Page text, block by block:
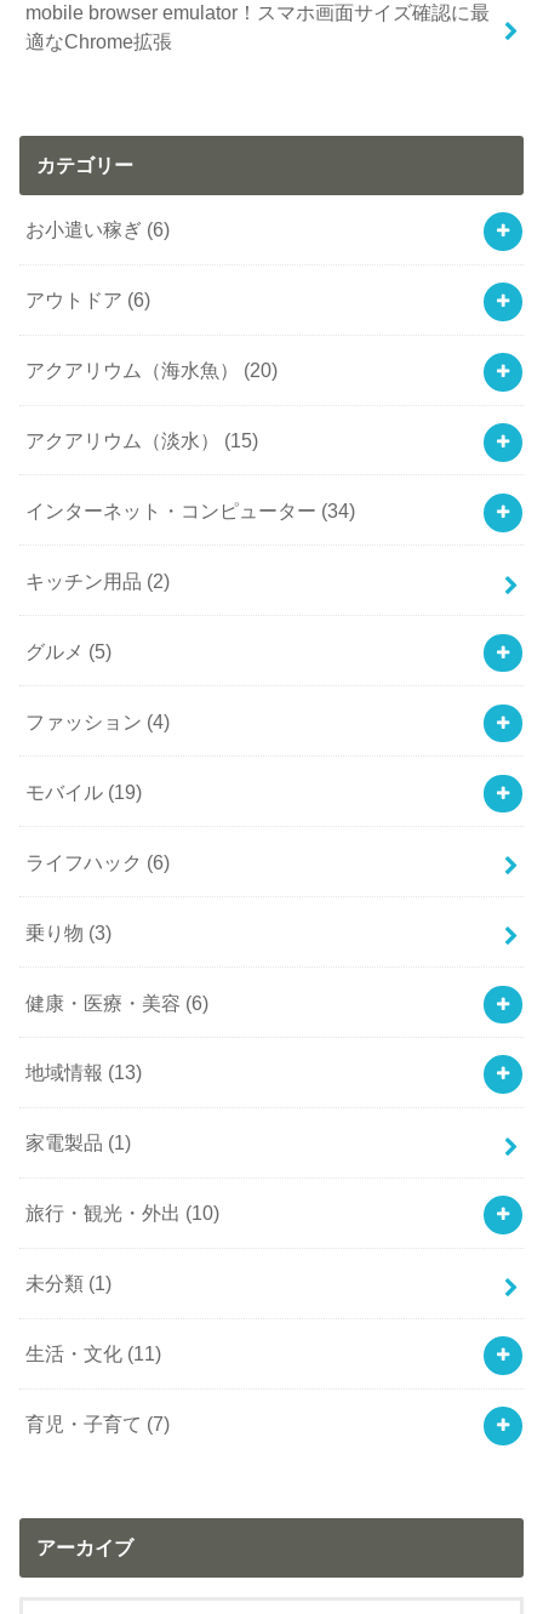
mobile browser emulator！スマホ画面サイズ確認に最
適なChrome拡張
カテゴリー
お小遣い稼ぎ (6)
アウトドア (6)
アクアリウム（海水魚） (20)
アクアリウム（淡水） (15)
インターネット・コンピューター (34)
キッチン用品 (2)
グルメ (5)
ファッション (4)
モバイル (19)
ライフハック (6)
乗り物 (3)
健康・医療・美容 (6)
地域情報 (13)
家電製品 (1)
旅行・観光・外出 (10)
未分類 (1)
生活・文化 (11)
育児・子育て (7)
アーカイブ